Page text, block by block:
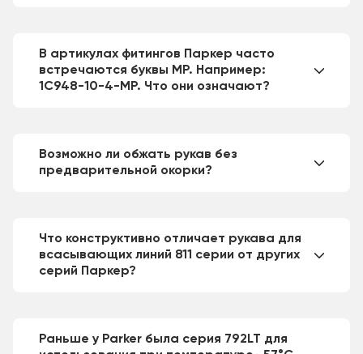
В артикулах фитингов Паркер часто
встречаются буквы MP. Например:
1C948-10-4-MP. Что они означают?
Возможно ли обжать рукав без
предварительной окорки?
Что конструктивно отличает рукава для
всасывающих линий 811 серии от других
серий Паркер?
Раньше у Parker была серия 792LT для